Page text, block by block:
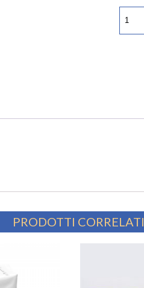
MONOUSO
PAZIENTE
PRODOTTI CORRELATI